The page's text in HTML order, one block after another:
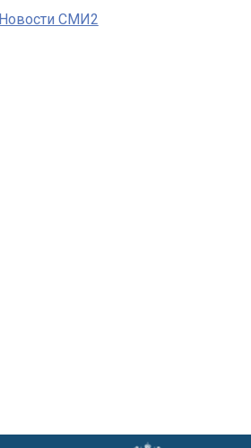
Новости СМИ2